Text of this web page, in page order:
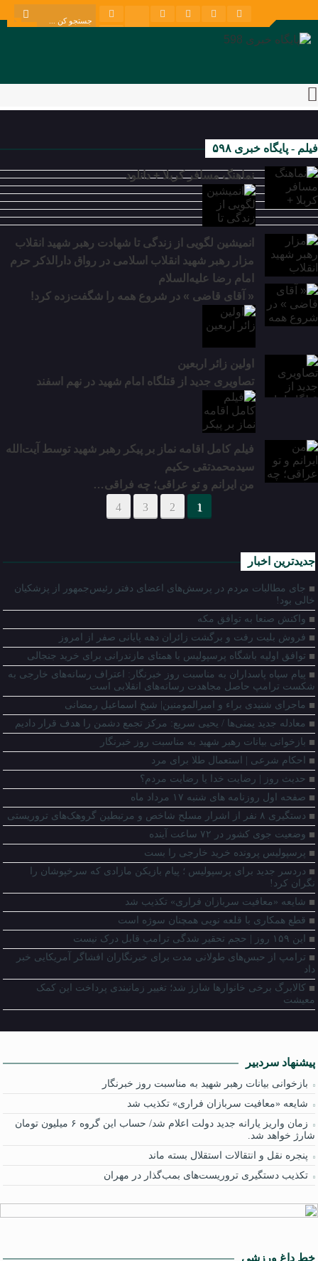
فیلم - پایگاه خبری ۵۹۸
نماهنگ مسافر کربلا + دانلود
انمیشین لگویی از زندگی تا شهادت رهبر شهید انقلاب
مزار رهبر شهید انقلاب اسلامی در رواق دارالذکر حرم
امام رضا علیه‌السلام
« آقای قاضی » در شروع همه را شگفت‌زده کرد!
اولین زائر اربعین
تصاویری جدید از قتلگاه امام شهید در نهم اسفند
فیلم کامل اقامه نماز بر پیکر رهبر شهید توسط آیت‌الله
سیدمحمدتقی حکیم
من ایرانم و تو عراقی؛ چه فراقی…
1
2
3
4
جدیدترین اخبار
جای مطالبات مردم در پرسش‌های اعضای دفتر رئیس‌جمهور از پزشکیان
خالی بود!
واکنش صنعا به توافق مکه
فروش بلیت رفت و برگشت زائران دهه پایانی صفر از امروز
توافق اولیه باشگاه پرسپولیس با همتای مازندرانی برای خرید جنجالی
پیام سپاه پاسداران به مناسبت روز خبرنگار: اعتراف رسانه‌های خارجی به
شکست ترامپ حاصل مجاهدت رسانه‌های انقلابی است
ماجرای شنیدی براء و امیرالمومنین| شیخ اسماعیل رمضانی
معادله جدید یمنی‌ها / یحیی سریع: مرکز تجمع دشمن را هدف قرار دادیم
بازخوانی بیانات رهبر شهید به مناسبت روز خبرنگار
احکام شرعی | استعمال طلا برای مرد
حدیث روز | رضایت خدا یا رضایت مردم؟
صفحه اول روزنامه‌ های شنبه ۱۷ مرداد ماه
دستگیری ۸ نفر از اشرار مسلح شاخص و مرتبطین گروهک‌های تروریستی
وضعیت جوی کشور در ۷۲ ساعت آینده
پرسپولیس پرونده خرید خارجی را بست
دردسر جدید برای پرسپولیس ؛ پیام بازیکن مازادی که سرخپوشان را
نگران کرد!
شایعه «معافیت سربازان فراری» تکذیب شد
قطع همکاری با قلعه نویی همچنان سوژه است
این ۱۵۹ روز | حجم تحقیر شدگی ترامپ قابل درک نیست
ترامپ از حبس‌های طولانی مدت برای خبرنگاران افشاگر آمریکایی خبر
داد
کالابرگ برخی خانوارها شارژ شد؛ تغییر زمانبندی پرداخت این کمک
معیشت
پیشنهاد سردبیر
بازخوانی بیانات رهبر شهید به مناسبت روز خبرنگار
شایعه «معافیت سربازان فراری» تکذیب شد
زمان واریز یارانه جدید دولت اعلام شد/ حساب این گروه ۶ میلیون تومان
شارژ خواهد شد.
پنجره‌ نقل و انتقالات استقلال بسته ماند
تکذیب دستگیری تروریست‌های بمب‌گذار در مهران
خط داغ ورزشی